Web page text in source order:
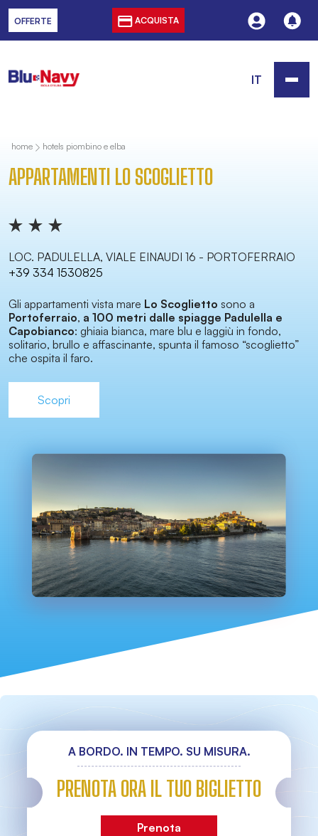
OFFERTE ACQUISTA
IT
home hotels piombino e elba
APPARTAMENTI LO SCOGLIETTO
LOC. PADULELLA, VIALE EINAUDI 16 - PORTOFERRAIO
+39 334 1530825
Gli appartamenti vista mare Lo Scoglietto sono a
Portoferraio, a 100 metri dalle spiagge Padulella e
Capobianco: ghiaia bianca, mare blu e laggiù in fondo,
solitario, brullo e affascinante, spunta il famoso “scoglietto”
che ospita il faro.
Scopri
A BORDO. IN TEMPO. SU MISURA.
PRENOTA ORA IL TUO BIGLIETTO
Prenota